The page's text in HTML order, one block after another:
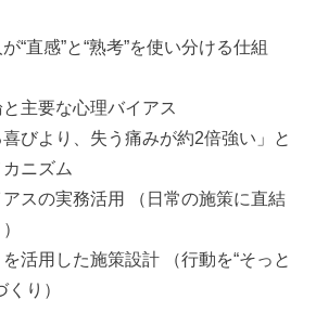
“直感”と“熟考”を使い分ける仕組
主要な心理バイアス
喜びより、失う痛みが約2倍強い」と
ニズム
アスの実務活用 （日常の施策に直結
活用した施策設計 （行動を“そっと
り）